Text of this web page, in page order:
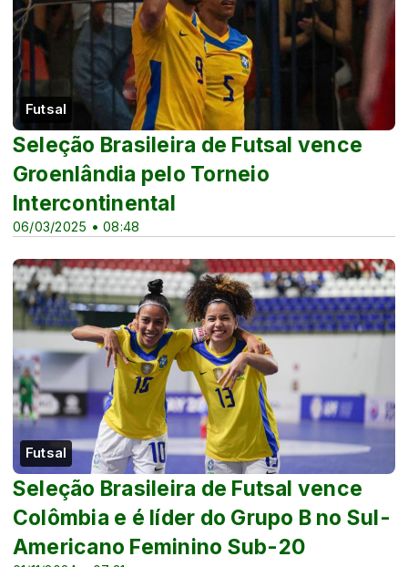
Futsal
06/03/2025 • 08:48
Seleção Brasileira de Futsal vence
Groenlândia pelo Torneio
Intercontinental
Futsal
Seleção Brasileira de Futsal vence
Colômbia e é líder do Grupo B no Sul-
Americano Feminino Sub-20